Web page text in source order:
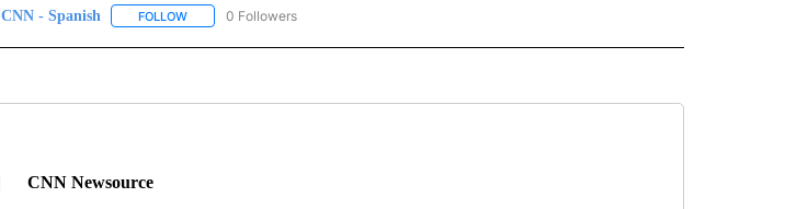
CNN - Spanish FOLLOWFOLLOW "CNN - SPANISH" TO RECEIVE NOTIFICATIONS ABOUT NEW PAGES ON "CNN - SPANISH".
0 Followers
CNN Newsource